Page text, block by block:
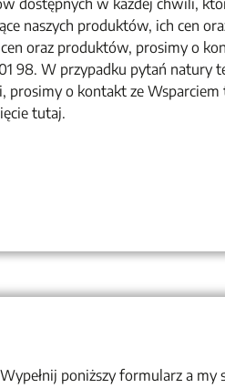
naszych produktów, ich cen
oraz produktów, prosimy o
98. W przypadku pytań natury
prosimy o kontakt ze Wsparciem
tutaj.
Wypełnij poniższy formularz a